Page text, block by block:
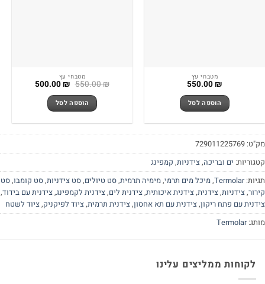
מטבחי עץ
550.00₪
הוספה לסל
מטבחי עץ
550.00₪ המחיר
היה:
550.00 ₪.
500.00₪ המחיר
הוספה לסל
729011225769
ים ובריכה,צידניות,קמפינג
Termolar
,מיכל מים תרמי,מימיה תרמית,סט טיולים,סט צידניות,סט קומבו,סט
,צידניות,צידנית,צידנית איכותית,צידנית לים,צידנית לקמפינג,צידנית עם בידוד,
עם פתח ריקון,צידנית עם תא אחסון,צידנית תרמית,ציוד לפיקניק,ציוד לשטח
Termolar
לקוחות ממליצים עלינו